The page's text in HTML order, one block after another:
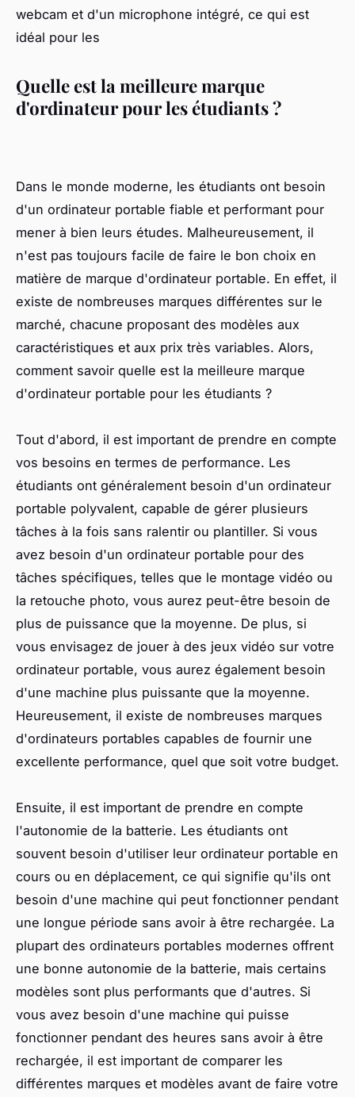
webcam et d'un microphone intégré, ce qui est
idéal pour les
Quelle est la meilleure marque
d'ordinateur pour les étudiants ?
Dans le monde moderne, les étudiants ont besoin
d'un ordinateur portable fiable et performant pour
mener à bien leurs études. Malheureusement, il
n'est pas toujours facile de faire le bon choix en
matière de marque d'ordinateur portable. En effet, il
existe de nombreuses marques différentes sur le
marché, chacune proposant des modèles aux
caractéristiques et aux prix très variables. Alors,
comment savoir quelle est la meilleure marque
d'ordinateur portable pour les étudiants ?
Tout d'abord, il est important de prendre en compte
vos besoins en termes de performance. Les
étudiants ont généralement besoin d'un ordinateur
portable polyvalent, capable de gérer plusieurs
tâches à la fois sans ralentir ou plantiller. Si vous
avez besoin d'un ordinateur portable pour des
tâches spécifiques, telles que le montage vidéo ou
la retouche photo, vous aurez peut-être besoin de
plus de puissance que la moyenne. De plus, si
vous envisagez de jouer à des jeux vidéo sur votre
ordinateur portable, vous aurez également besoin
d'une machine plus puissante que la moyenne.
Heureusement, il existe de nombreuses marques
d'ordinateurs portables capables de fournir une
excellente performance, quel que soit votre budget.
Ensuite, il est important de prendre en compte
l'autonomie de la batterie. Les étudiants ont
souvent besoin d'utiliser leur ordinateur portable en
cours ou en déplacement, ce qui signifie qu'ils ont
besoin d'une machine qui peut fonctionner pendant
une longue période sans avoir à être rechargée. La
plupart des ordinateurs portables modernes offrent
une bonne autonomie de la batterie, mais certains
modèles sont plus performants que d'autres. Si
vous avez besoin d'une machine qui puisse
fonctionner pendant des heures sans avoir à être
rechargée, il est important de comparer les
différentes marques et modèles avant de faire votre